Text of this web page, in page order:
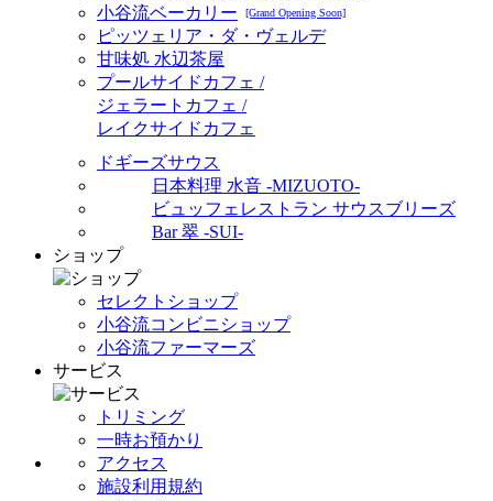
小谷流ベーカリー
[Grand Opening Soon]
ピッツェリア・ダ・ヴェルデ
甘味処 水辺茶屋
プールサイドカフェ /
ジェラートカフェ /
レイクサイドカフェ
ドギーズサウス
日本料理 水音 -MIZUOTO-
ビュッフェレストラン サウスブリーズ
Bar 翠 -SUI-
ショップ
セレクトショップ
小谷流コンビニショップ
小谷流ファーマーズ
サービス
トリミング
一時お預かり
アクセス
施設利用規約